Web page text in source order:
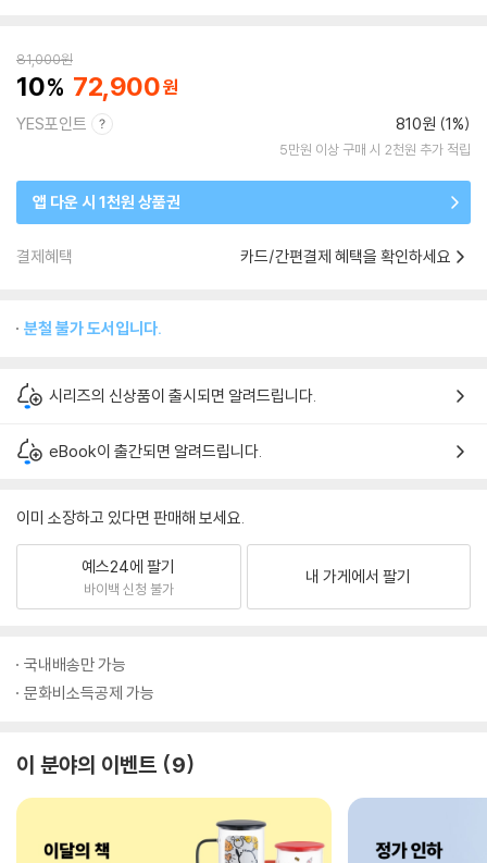
81,000원
10 72,900
YES포인트 810원 (1%)
5만원 이상 구매 시 2천원 추가 적립
앱 다운 시 1천원 상품권
결제혜택 카드/간편결제 혜택을 확인하세요
분철 불가 도서입니다.
시리즈의 신상품이 출시되면 알려드립니다.
eBook이 출간되면 알려드립니다.
이미 소장하고 있다면 판매해 보세요.
예스24에 팔기
바이백 신청 불가
내 가게에서 팔기
국내배송만 가능
문화비소득공제 가능
이 분야의 이벤트 9